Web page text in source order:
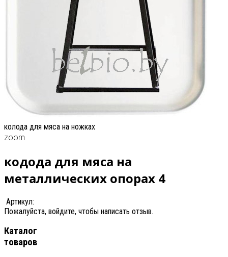
колода для мяса на ножках
zoom
кодода для мяса на
металлических опорах 4
Артикул:
Пожалуйста, войдите, чтобы написать отзыв.
Каталог
товаров